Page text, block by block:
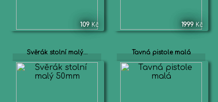
109 Kč 1999 Kč
Svěrák stolní malý... Tavná pistole malá